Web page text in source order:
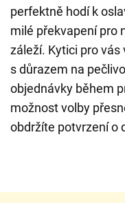
perfektně hodí k
milé překvapení pro
záleží. Kytici pro
s důrazem na
objednávky během
možnost volby
obdržíte potvrzení o